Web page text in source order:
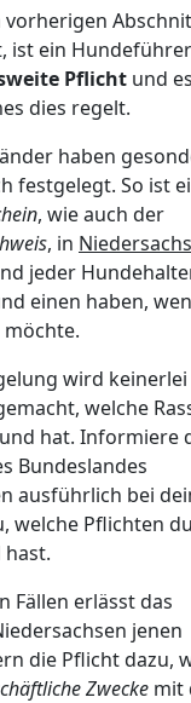
vorherigen
ist ein
Pflicht und
dies regelt.
haben
festgelegt. So ist
, wie auch der
, in
jeder
einen haben,
wird keinerlei
welche
hat. Informiere
Bundeslandes
ausführlich bei
welche Pflichten
Fällen erlässt das
jenen
die Pflicht dazu,
Zwecke mit